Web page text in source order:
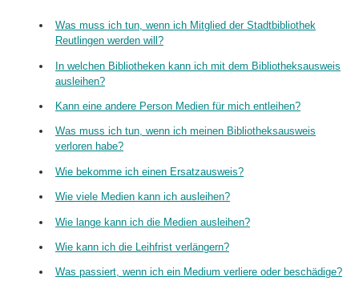
Was muss ich tun, wenn ich Mitglied der Stadtbibliothek
Reutlingen werden will?
In welchen Bibliotheken kann ich mit dem Bibliotheksausweis
ausleihen?
Kann eine andere Person Medien für mich entleihen?
Was muss ich tun, wenn ich meinen Bibliotheksausweis
verloren habe?
Wie bekomme ich einen Ersatzausweis?
Wie viele Medien kann ich ausleihen?
Wie lange kann ich die Medien ausleihen?
Wie kann ich die Leihfrist verlängern?
Was passiert, wenn ich ein Medium verliere oder beschädige?